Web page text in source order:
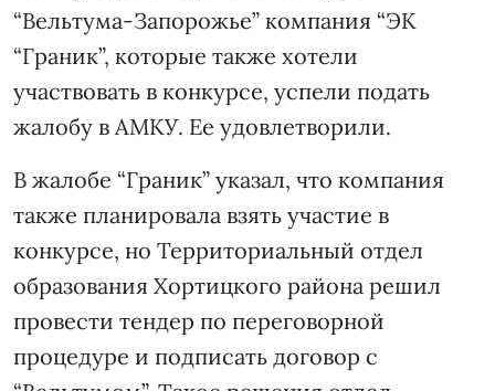
“Вельтума-Запорожье” компания “ЭК
“Граник”, которые также хотели
участвовать в конкурсе, успели подать
жалобу в АМКУ. Ее удовлетворили.
В жалобе “Граник” указал, что компания
также планировала взять участие в
конкурсе, но Территориальный отдел
образования Хортицкого района решил
провести тендер по переговорной
процедуре и подписать договор с